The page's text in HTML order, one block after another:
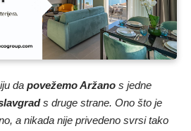
da povežemo Aržano s jedne
s druge strane. Ono što je
a nikada nije privedeno svrsi tako